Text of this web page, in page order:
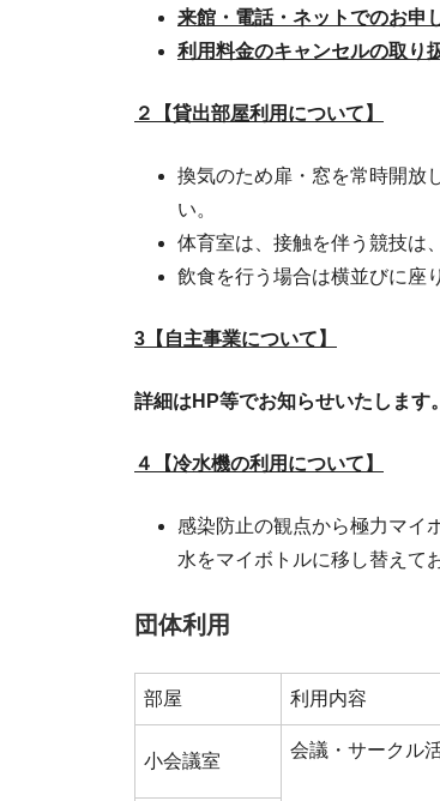
来館・電話・ネットでのお申
利用料金のキャンセルの取り
２【貸出部屋利用について】
換気のため扉・窓を常時開放
い。
体育室は、接触を伴う競技は
飲食を行う場合は横並びに座
3【自主事業について】
詳細はHP等でお知らせいたします。
４【冷水機の利用について】
感染防止の観点から極力マイ
水をマイボトルに移し替えて
団体利用
部屋 利用内容
小会議室
会議・サークル